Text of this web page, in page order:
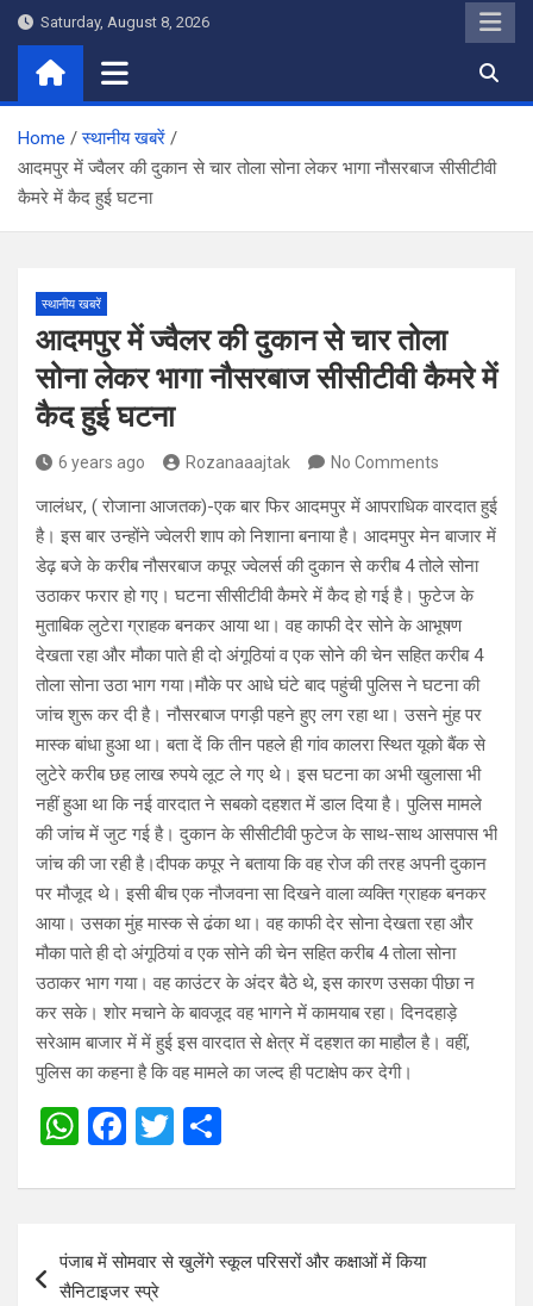
Skip
content
Saturday, August 8, 2026
Home
स्थानीय खबरें
आदमपुर में ज्वैलर की दुकान से चार तोला सोना लेकर भागा नौसरबाज सीसीटीवी
कैमरे में कैद हुई घटना
स्थानीय खबरें
आदमपुर में ज्वैलर की दुकान से चार तोला
सोना लेकर भागा नौसरबाज सीसीटीवी कैमरे में
कैद हुई घटना
6 years ago Rozanaaajtak No Comments
जालंधर, ( रोजाना आजतक)-एक बार फिर आदमपुर में आपराधिक वारदात हुई
है। इस बार उन्होंने ज्वेलरी शाप को निशाना बनाया है। आदमपुर मेन बाजार में
डेढ़ बजे के करीब नौसरबाज कपूर ज्वेलर्स की दुकान से करीब 4 तोले सोना
उठाकर फरार हो गए। घटना सीसीटीवी कैमरे में कैद हो गई है। फुटेज के
मुताबिक लुटेरा ग्राहक बनकर आया था। वह काफी देर सोने के आभूषण
देखता रहा और मौका पाते ही दो अंगूठियां व एक सोने की चेन सहित करीब 4
तोला सोना उठा भाग गया।मौके पर आधे घंटे बाद पहुंची पुलिस ने घटना की
जांच शुरू कर दी है। नौसरबाज पगड़ी पहने हुए लग रहा था। उसने मुंह पर
मास्क बांधा हुआ था। बता दें कि तीन पहले ही गांव कालरा स्थित यूको बैंक से
लुटेरे करीब छह लाख रुपये लूट ले गए थे। इस घटना का अभी खुलासा भी
नहीं हुआ था कि नई वारदात ने सबको दहशत में डाल दिया है। पुलिस मामले
की जांच में जुट गई है। दुकान के सीसीटीवी फुटेज के साथ-साथ आसपास भी
जांच की जा रही है।दीपक कपूर ने बताया कि वह रोज की तरह अपनी दुकान
पर मौजूद थे। इसी बीच एक नौजवना सा दिखने वाला व्यक्ति ग्राहक बनकर
आया। उसका मुंह मास्क से ढंका था। वह काफी देर सोना देखता रहा और
मौका पाते ही दो अंगूठियां व एक सोने की चेन सहित करीब 4 तोला सोना
उठाकर भाग गया। वह काउंटर के अंदर बैठे थे, इस कारण उसका पीछा न
कर सके। शोर मचाने के बावजूद वह भागने में कामयाब रहा। दिनदहाड़े
सरेआम बाजार में में हुई इस वारदात से क्षेत्र में दहशत का माहौल है। वहीं,
पुलिस का कहना है कि वह मामले का जल्द ही पटाक्षेप कर देगी।
W
at
A
F
ce
o
T
tt
er
ar
navigation
पंजाब में सोमवार से खुलेंगे स्कूल परिसरों और कक्षाओं में किया
सैनिटाइजर स्प्रे